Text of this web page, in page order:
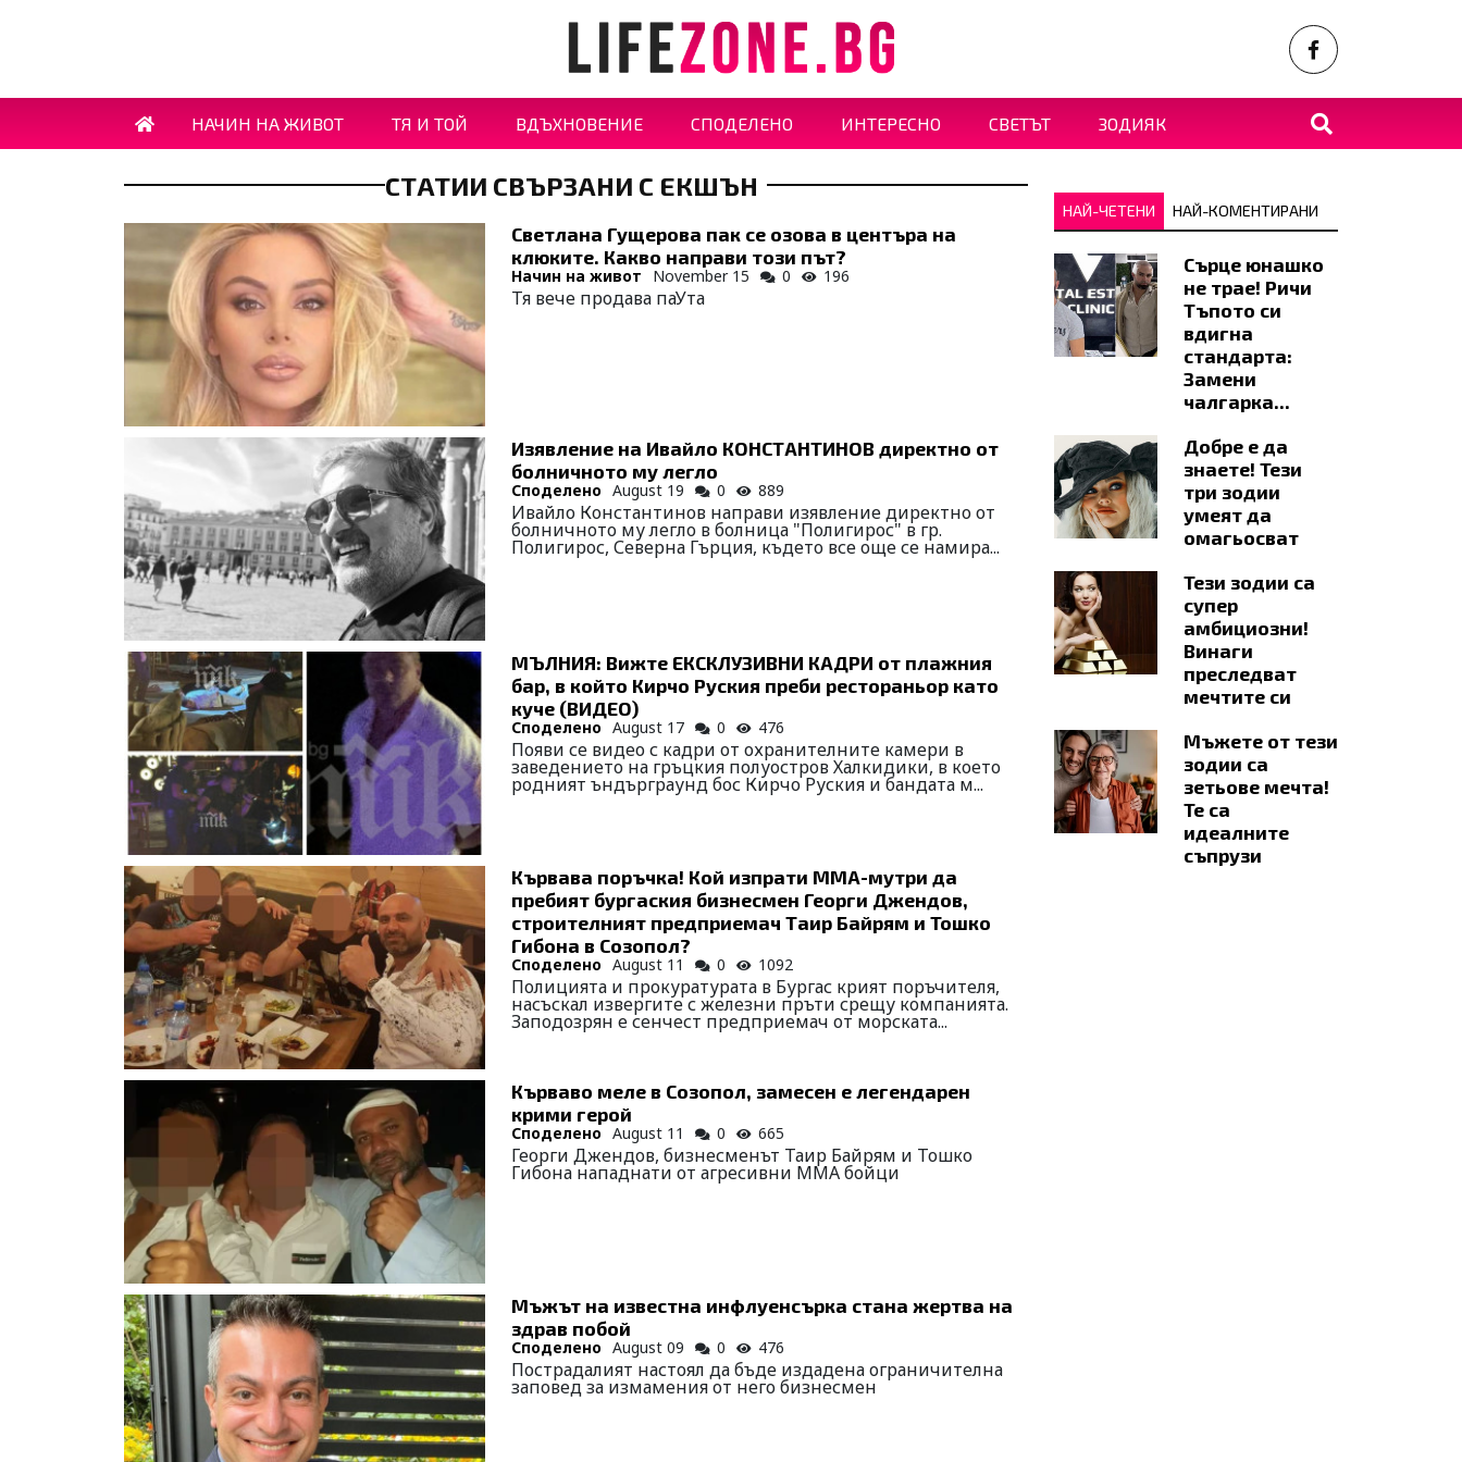
НАЧИН НА ЖИВОТ ТЯ И ТОЙ ВДЪХНОВЕНИЕ СПОДЕЛЕНО ИНТЕРЕСНО СВЕТЪТ ЗОДИЯК
СТАТИИ СВЪРЗАНИ С ЕКШЪН
Светлана Гущерова пак се озова в центъра на
клюките. Какво направи този път?
Начин на живот November 15 0 196
Тя вече продава паУта
Изявление на Ивайло КОНСТАНТИНОВ директно от
болничното му легло
Споделено August 19 0 889
Ивайло Константинов направи изявление директно от
болничното му легло в болница "Полигирос" в гр.
Полигирос, Северна Гърция, където все още се намира...
МЪЛНИЯ: Вижте ЕКСКЛУЗИВНИ КАДРИ от плажния
бар, в който Кирчо Руския преби рестораньор като
куче (ВИДЕО)
Споделено August 17 0 476
Появи се видео с кадри от охранителните камери в
заведението на гръцкия полуостров Халкидики, в което
родният ъндърграунд бос Кирчо Руския и бандата м...
Кървава поръчка! Кой изпрати ММА-мутри да
пребият бургаския бизнесмен Георги Джендов,
строителният предприемач Таир Байрям и Тошко
Гибона в Созопол?
Споделено August 11 0 1092
Полицията и прокуратурата в Бургас крият поръчителя,
насъскал извергите с железни пръти срещу компанията.
Заподозрян е сенчест предприемач от морската...
Кърваво меле в Созопол, замесен е легендарен
крими герой
Споделено August 11 0 665
Георги Джендов, бизнесменът Таир Байрям и Тошко
Гибона нападнати от агресивни ММА бойци
Мъжът на известна инфлуенсърка стана жертва на
здрав побой
Споделено August 09 0 476
Пострадалият настоял да бъде издадена ограничителна
заповед за измамения от него бизнесмен
НАЙ-ЧЕТЕНИ НАЙ-КОМЕНТИРАНИ
Сърце юнашко
не трае! Ричи
Тъпото си
вдигна
стандарта:
Замени
чалгарка...
Добре е да
знаете! Тези
три зодии
умеят да
омагьосват
Тези зодии са
супер
амбициозни!
Винаги
преследват
мечтите си
Мъжете от тези
зодии са
зетьове мечта!
Те са
идеалните
съпрузи